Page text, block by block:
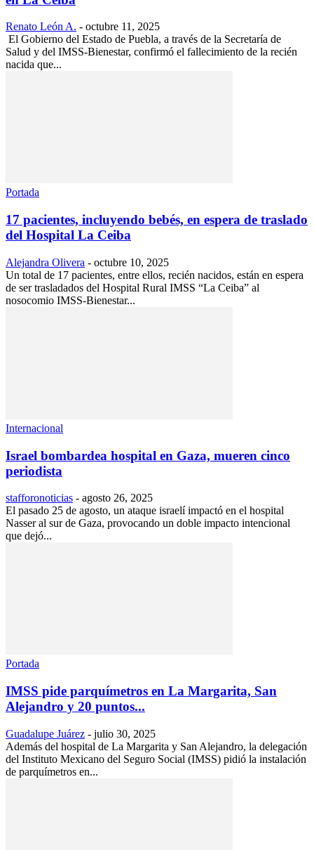
Renato León A. - octubre 11, 2025
El Gobierno del Estado de Puebla, a través de la Secretaría de
Salud y del IMSS-Bienestar, confirmó el fallecimiento de la recién
nacida que...
Portada
17 pacientes, incluyendo bebés, en espera de traslado
del Hospital La Ceiba
Alejandra Olivera - octubre 10, 2025
Un total de 17 pacientes, entre ellos, recién nacidos, están en espera
de ser trasladados del Hospital Rural IMSS “La Ceiba” al
nosocomio IMSS-Bienestar...
Internacional
Israel bombardea hospital en Gaza, mueren cinco
periodista
stafforonoticias - agosto 26, 2025
El pasado 25 de agosto, un ataque israelí impactó en el hospital
Nasser al sur de Gaza, provocando un doble impacto intencional
que dejó...
Portada
IMSS pide parquímetros en La Margarita, San
Alejandro y 20 puntos...
Guadalupe Juárez - julio 30, 2025
Además del hospital de La Margarita y San Alejandro, la delegación
del Instituto Mexicano del Seguro Social (IMSS) pidió la instalación
de parquímetros en...